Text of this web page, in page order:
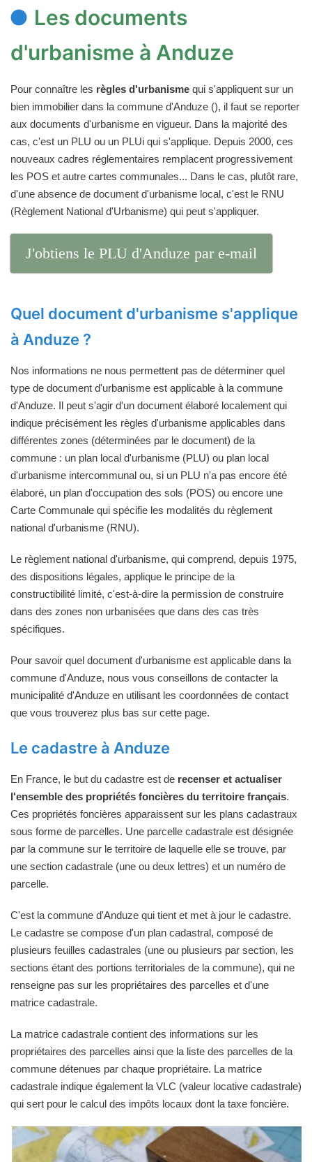
Les documents
d'urbanisme à Anduze
Pour connaître les règles d'urbanisme qui s'appliquent sur un
bien immobilier dans la commune d'Anduze (), il faut se reporter
aux documents d'urbanisme en vigueur. Dans la majorité des
cas, c'est un PLU ou un PLUi qui s'applique. Depuis 2000, ces
nouveaux cadres réglementaires remplacent progressivement
les POS et autre cartes communales... Dans le cas, plutôt rare,
d'une absence de document d'urbanisme local, c'est le RNU
(Règlement National d'Urbanisme) qui peut s'appliquer.
J'obtiens le PLU d'Anduze par e-mail
Quel document d'urbanisme s'applique
à Anduze ?
Nos informations ne nous permettent pas de déterminer quel
type de document d'urbanisme est applicable à la commune
d'Anduze. Il peut s'agir d'un document élaboré localement qui
indique précisément les règles d'urbanisme applicables dans
différentes zones (déterminées par le document) de la
commune : un plan local d'urbanisme (PLU) ou plan local
d'urbanisme intercommunal ou, si un PLU n'a pas encore été
élaboré, un plan d'occupation des sols (POS) ou encore une
Carte Communale qui spécifie les modalités du règlement
national d'urbanisme (RNU).
Le règlement national d'urbanisme, qui comprend, depuis 1975,
des dispositions légales, applique le principe de la
constructibilité limité, c'est-à-dire la permission de construire
dans des zones non urbanisées que dans des cas très
spécifiques.
Pour savoir quel document d'urbanisme est applicable dans la
commune d'Anduze, nous vous conseillons de contacter la
municipalité d'Anduze en utilisant les coordonnées de contact
que vous trouverez plus bas sur cette page.
Le cadastre à Anduze
En France, le but du cadastre est de recenser et actualiser
l'ensemble des propriétés foncières du territoire français.
Ces propriétés foncières apparaissent sur les plans cadastraux
sous forme de parcelles. Une parcelle cadastrale est désignée
par la commune sur le territoire de laquelle elle se trouve, par
une section cadastrale (une ou deux lettres) et un numéro de
parcelle.
C'est la commune d'Anduze qui tient et met à jour le cadastre.
Le cadastre se compose d'un plan cadastral, composé de
plusieurs feuilles cadastrales (une ou plusieurs par section, les
sections étant des portions territoriales de la commune), qui ne
renseigne pas sur les propriétaires des parcelles et d'une
matrice cadastrale.
La matrice cadastrale contient des informations sur les
propriétaires des parcelles ainsi que la liste des parcelles de la
commune détenues par chaque propriétaire. La matrice
cadastrale indique également la VLC (valeur locative cadastrale)
qui sert pour le calcul des impôts locaux dont la taxe foncière.